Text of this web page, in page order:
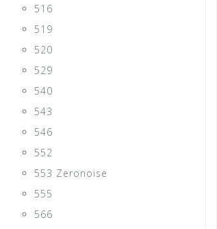
516
519
520
529
540
543
546
552
553 Zeronoise
555
566